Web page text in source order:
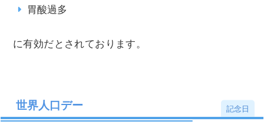
胃酸過多
に有効だとされております。
世界人口デー 記念日